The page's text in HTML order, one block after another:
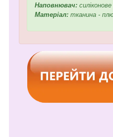
Наповнювач:
Матеріал: тканина -